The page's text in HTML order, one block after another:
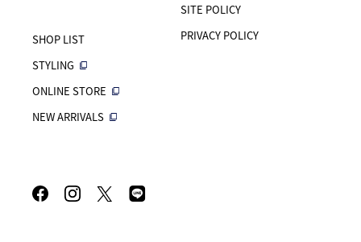
SHOP LIST
STYLING
ONLINE STORE
NEW ARRIVALS
SITE POLICY
PRIVACY POLICY